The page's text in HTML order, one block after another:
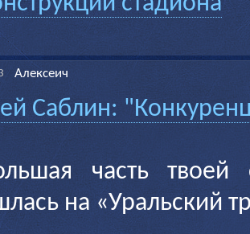
Алексеич
Саблин:
часть твоей
на «Уральский